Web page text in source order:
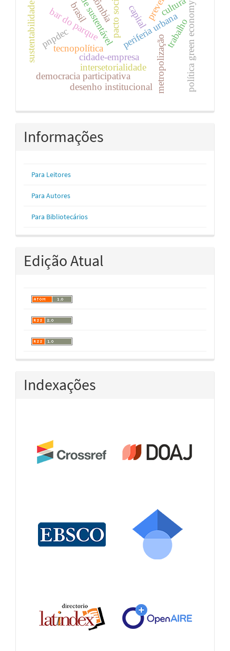
cidade-empresa
cidade sustentável periferia urbana
metropolização
intersetorialidade
trabalho
capital
tecnopolítica
pacto social.
bar do parque
democracia participativa
desenho institucional
pnpdec política green economy
brasil
sustentabilidade. cultura
Informações
Para Leitores
Para Autores
Para Bibliotecários
Edição Atual
Indexações